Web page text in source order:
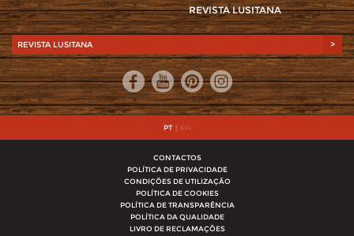
REVISTA LUSITANA
REVISTA LUSITANA >
PT | EN
CONTACTOS
POLÍTICA DE PRIVACIDADE
CONDIÇÕES DE UTILIZAÇÃO
POLÍTICA DE COOKIES
POLÍTICA DE TRANSPARÊNCIA
POLÍTICA DA QUALIDADE
LIVRO DE RECLAMAÇÕES